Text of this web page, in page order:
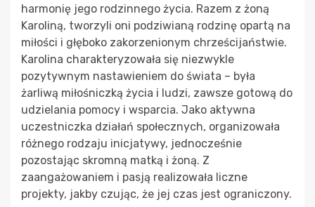
harmonię jego rodzinnego życia. Razem z żoną
Karoliną, tworzyli oni podziwianą rodzinę opartą na
miłości i głęboko zakorzenionym chrześcijaństwie.
Karolina charakteryzowała się niezwykle
pozytywnym nastawieniem do świata – była
żarliwą miłośniczką życia i ludzi, zawsze gotową do
udzielania pomocy i wsparcia. Jako aktywna
uczestniczka działań społecznych, organizowała
różnego rodzaju inicjatywy, jednocześnie
pozostając skromną matką i żoną. Z
zaangażowaniem i pasją realizowała liczne
projekty, jakby czując, że jej czas jest ograniczony.